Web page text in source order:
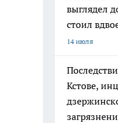
выглядел
стоил
14 июля
Кстове,